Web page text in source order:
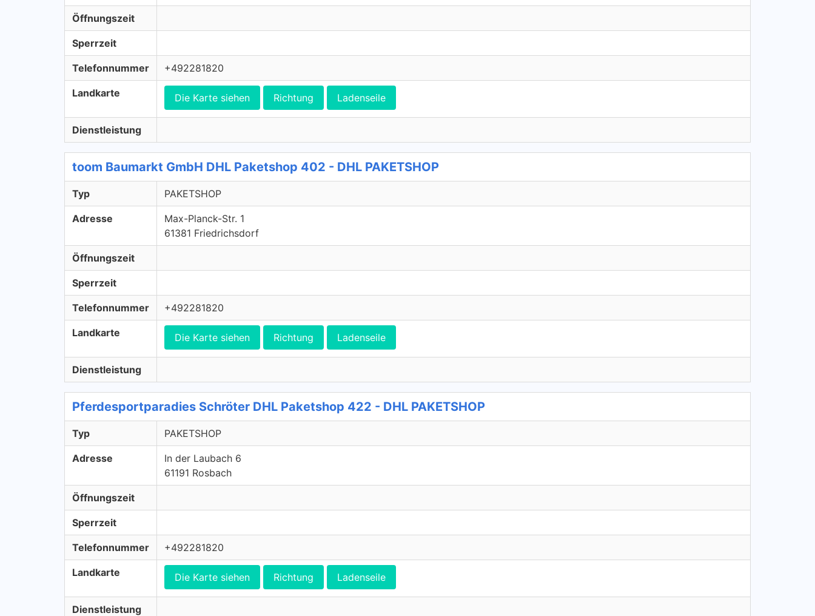
Öffnungszeit
Sperrzeit
Telefonnummer +492281820
Landkarte Die Karte siehen Richtung Ladenseile
Dienstleistung
toom Baumarkt GmbH DHL Paketshop 402 - DHL PAKETSHOP
Typ PAKETSHOP
Adresse
Max-Planck-Str. 1
61381 Friedrichsdorf
Öffnungszeit
Sperrzeit
Telefonnummer +492281820
Landkarte Die Karte siehen Richtung Ladenseile
Dienstleistung
Pferdesportparadies Schröter DHL Paketshop 422 - DHL PAKETSHOP
Typ PAKETSHOP
Adresse
In der Laubach 6
61191 Rosbach
Öffnungszeit
Sperrzeit
Telefonnummer +492281820
Landkarte Die Karte siehen Richtung Ladenseile
Dienstleistung